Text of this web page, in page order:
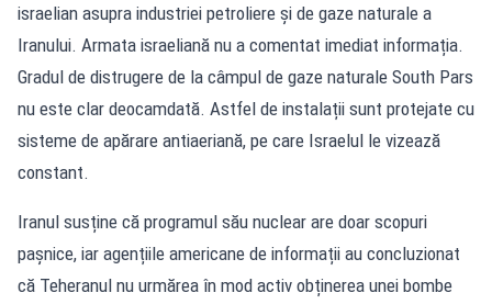
israelian asupra industriei petroliere și de gaze naturale a
Iranului. Armata israeliană nu a comentat imediat informația.
Gradul de distrugere de la câmpul de gaze naturale South Pars
nu este clar deocamdată. Astfel de instalații sunt protejate cu
sisteme de apărare antiaeriană, pe care Israelul le vizează
constant.
Iranul susține că programul său nuclear are doar scopuri
pașnice, iar agențiile americane de informații au concluzionat
că Teheranul nu urmărea în mod activ obținerea unei bombe